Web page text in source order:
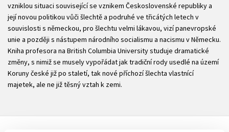
vzniklou situaci související se vznikem Československé republiky a
její novou politikou vůči šlechtě a podruhé ve třicátých letech v
souvislosti s německou, pro šlechtu velmi lákavou, vizí panevropské
unie a později s nástupem národního socialismu a nacismu v Německu.
Kniha profesora na British Columbia University studuje dramatické
změny, s nimiž se musely vypořádat jak tradiční rody usedlé na území
Koruny české již po staletí, tak nové příchozí šlechta vlastnící
majetek, ale ne již těsný vztah k zemi.